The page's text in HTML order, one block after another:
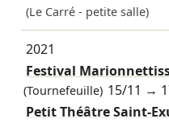
(Le Carré - petite salle)
2021
Festival
(Tournefeuille) 15/11 →
Petit Théâtre Saint-